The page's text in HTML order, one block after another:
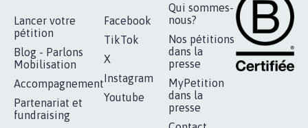
Lancer votre
pétition
Blog - Parlons
Mobilisation
Accompagnement
Partenariat et
fundraising
Facebook
TikTok
X
Instagram
Youtube
Qui sommes-
nous?
Nos pétitions
dans la
presse
MyPetition
dans la
presse